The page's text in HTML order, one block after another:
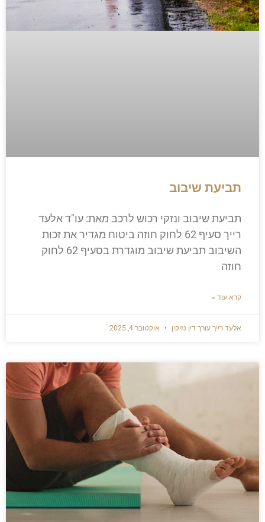
תביעת שיבוב
תביעת שיבוב ונזקי רכוש לרכב מאת: עו"ד אלעד
רייך​ סעיף 62 לחוק חוזה ביטוח מגדיר את זכות
השיבוב תביעת שיבוב מוגדרת בסעיף 62 לחוק
חוזה
קרא עוד »
אלעד רייך עורך דין נזיקין אוקטובר 4, 2025